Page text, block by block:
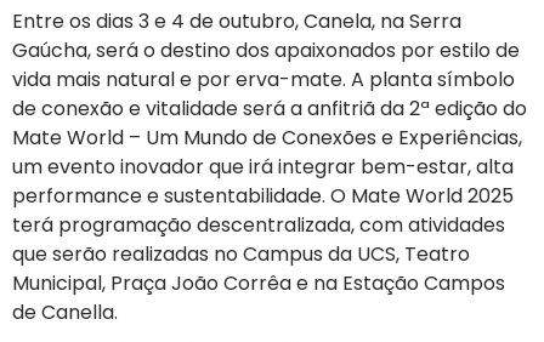
Entre os dias 3 e 4 de outubro, Canela, na Serra
Gaúcha, será o destino dos apaixonados por estilo de
vida mais natural e por erva-mate. A planta símbolo
de conexão e vitalidade será a anfitriã da 2ª edição do
Mate World – Um Mundo de Conexões e Experiências,
um evento inovador que irá integrar bem-estar, alta
performance e sustentabilidade. O Mate World 2025
terá programação descentralizada, com atividades
que serão realizadas no Campus da UCS, Teatro
Municipal, Praça João Corrêa e na Estação Campos
de Canella.